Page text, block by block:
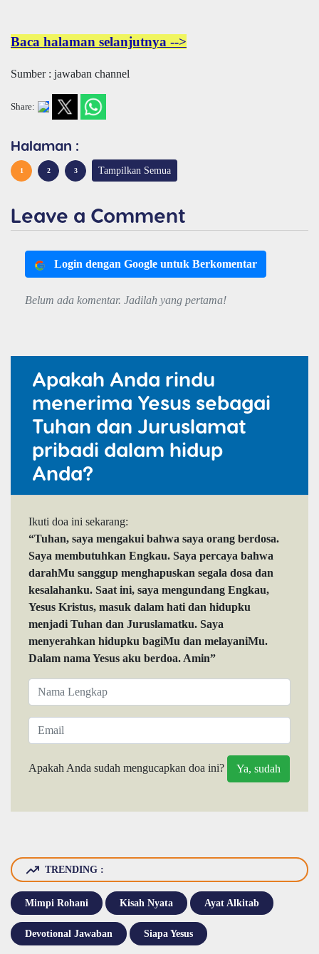
Baca halaman selanjutnya -->
Sumber : jawaban channel
Share:
Halaman :
1 2 3 Tampilkan Semua
Leave a Comment
Login dengan Google untuk Berkomentar
Belum ada komentar. Jadilah yang pertama!
Apakah Anda rindu
menerima Yesus sebagai
Tuhan dan Juruslamat
pribadi dalam hidup
Anda?
Ikuti doa ini sekarang:
“Tuhan, saya mengakui bahwa saya orang berdosa.
Saya membutuhkan Engkau. Saya percaya bahwa
darahMu sanggup menghapuskan segala dosa dan
kesalahanku. Saat ini, saya mengundang Engkau,
Yesus Kristus, masuk dalam hati dan hidupku
menjadi Tuhan dan Juruslamatku. Saya
menyerahkan hidupku bagiMu dan melayaniMu.
Dalam nama Yesus aku berdoa. Amin”
Apakah Anda sudah mengucapkan doa ini?
TRENDING :
Mimpi Rohani Kisah Nyata Ayat Alkitab
Devotional Jawaban Siapa Yesus